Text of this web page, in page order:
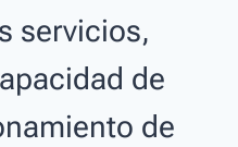
servicios,
de
de